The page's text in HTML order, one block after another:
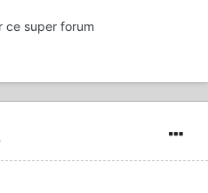
ce super forum